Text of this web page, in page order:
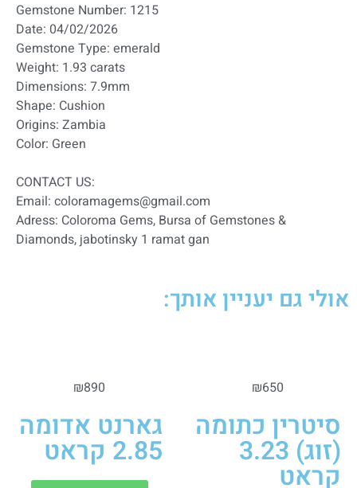
Gemstone Number: 1215
Date: 04/02/2026
Gemstone Type: emerald
Weight: 1.93 carats
Dimensions: 7.9mm
Shape: Cushion
Origins: Zambia
Color: Green
:CONTACT US
Email: coloramagems@gmail.com
Adress: Coloroma Gems, Bursa of Gemstones &
Diamonds, jabotinsky 1 ramat gan
אולי גם יעניין אותך:
₪650
סיטרין כתומה
(זוג) 3.23
קראט
₪890
גארנט אדומה
2.85 קראט